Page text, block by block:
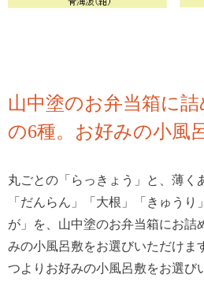
山中塗のお弁当箱に
の6種。お好みの小風
丸ごとの「らっきょう」と、薄く
「だんらん」「大根」「きゅうり
が」を、山中塗のお弁当箱にお詰
みの小風呂敷をお選びいただけま
つよりお好みの小風呂敷をお選び